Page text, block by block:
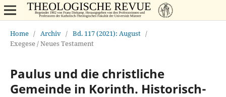
Home / Archiv / Bd. 117 (2021): August /
Exegese / Neues Testament
Paulus und die christliche
Gemeinde in Korinth. Historisch-